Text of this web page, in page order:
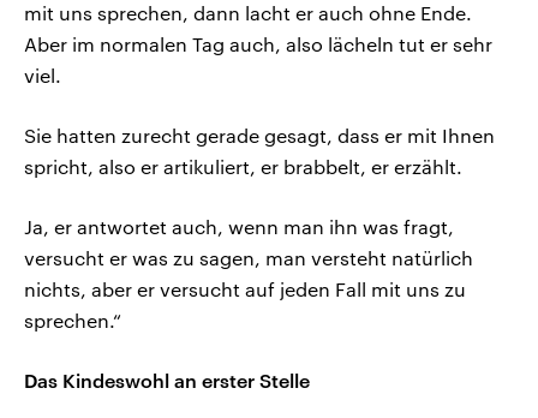
mit uns sprechen, dann lacht er auch ohne Ende.
Aber im normalen Tag auch, also lächeln tut er sehr
viel.
Sie hatten zurecht gerade gesagt, dass er mit Ihnen
spricht, also er artikuliert, er brabbelt, er erzählt.
Ja, er antwortet auch, wenn man ihn was fragt,
versucht er was zu sagen, man versteht natürlich
nichts, aber er versucht auf jeden Fall mit uns zu
sprechen.“
Das Kindeswohl an erster Stelle